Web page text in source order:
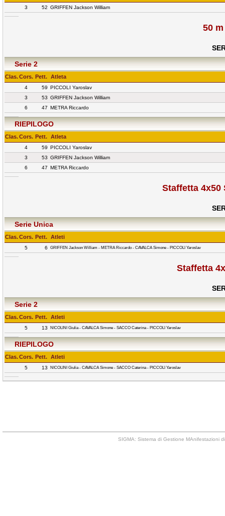
3 52 GRIFFEN Jackson William
50
Serie 2
Clas.Cors. Pett. Atleta
4 59 PICCOLI Yaroslav
3
53 GRIFFEN Jackson William
6
47 METRA Riccardo
RIEPILOGO
Clas.Cors. Pett. Atleta
4 59 PICCOLI Yaroslav
3
53 GRIFFEN Jackson William
6
47 METRA Riccardo
Staffetta 4x50
Serie Unica
Clas.Cors. Pett. Atleti
5 6 GRIFFEN Jackson William - METRA Riccardo - CAVALCA Simone - PICCOLI Yaroslav
Staffetta
Serie 2
Clas.Cors. Pett. Atleti
5 13 NICOLINI Giulia - CAVALCA Simone - SACCO Caterina - PICCOLI Yaroslav
RIEPILOGO
Clas.Cors. Pett. Atleti
5 13 NICOLINI Giulia - CAVALCA Simone - SACCO Caterina - PICCOLI Yaroslav
SIGMA: Sistema di Gestione MAnifestazioni